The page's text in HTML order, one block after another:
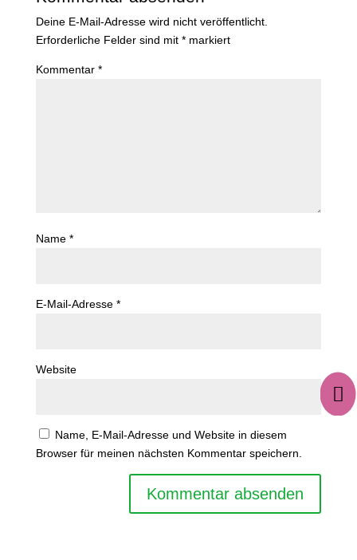

Deine E-Mail-Adresse wird nicht veröffentlicht.
Erforderliche Felder sind mit *markiert
Kommentar *
Name *
E-Mail-Adresse *
Website
Name, E-Mail-Adresse und Website in diesem
Browser für meinen nächsten Kommentar speichern.